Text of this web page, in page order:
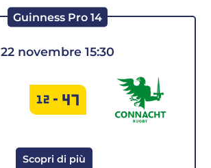
22 novembre 15:30
Guinness Pro 14
12 - 47
Scopri di più